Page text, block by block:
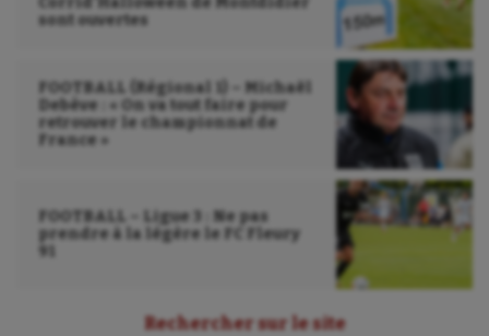
sont ouvertes
FOOTBALL (Régional 1) – Michaël
Debève : « On va tout faire pour
retrouver le championnat de
France »
FOOTBALL – Ligue 3 : Ne pas
prendre à la légère le FC Fleury
91
Rechercher sur le site